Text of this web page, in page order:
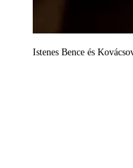
Istenes Bence és